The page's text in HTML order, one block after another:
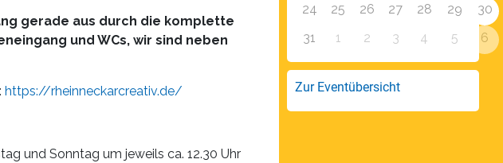
gerade aus durch die komplette
und WCs, wir sind neben
https://rheinneckarcreativ.de/
und Sonntag um jeweils ca. 12.30 Uhr
24
25 26 27 28 29
30
31
1 2 3 4 5 6
Zur Eventübersicht